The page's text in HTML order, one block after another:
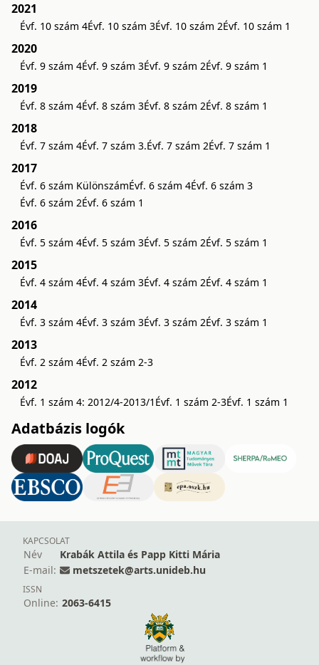
2021
Évf. 10 szám 4Évf. 10 szám 3Évf. 10 szám 2Évf. 10 szám 1
2020
Évf. 9 szám 4Évf. 9 szám 3Évf. 9 szám 2Évf. 9 szám 1
2019
Évf. 8 szám 4Évf. 8 szám 3Évf. 8 szám 2Évf. 8 szám 1
2018
Évf. 7 szám 4Évf. 7 szám 3.Évf. 7 szám 2Évf. 7 szám 1
2017
Évf. 6 szám KülönszámÉvf. 6 szám 4Évf. 6 szám 3
Évf. 6 szám 2Évf. 6 szám 1
2016
Évf. 5 szám 4Évf. 5 szám 3Évf. 5 szám 2Évf. 5 szám 1
2015
Évf. 4 szám 4Évf. 4 szám 3Évf. 4 szám 2Évf. 4 szám 1
2014
Évf. 3 szám 4Évf. 3 szám 3Évf. 3 szám 2Évf. 3 szám 1
2013
Évf. 2 szám 4Évf. 2 szám 2-3
2012
Évf. 1 szám 4: 2012/4-2013/1 Évf. 1 szám 2-3Évf. 1 szám 1
Adatbázis logók
KAPCSOLAT
Név
Krabák Attila és Papp Kitti Mária
E-mail:
metszetek@arts.unideb.hu
ISSN
Online: 2063-6415